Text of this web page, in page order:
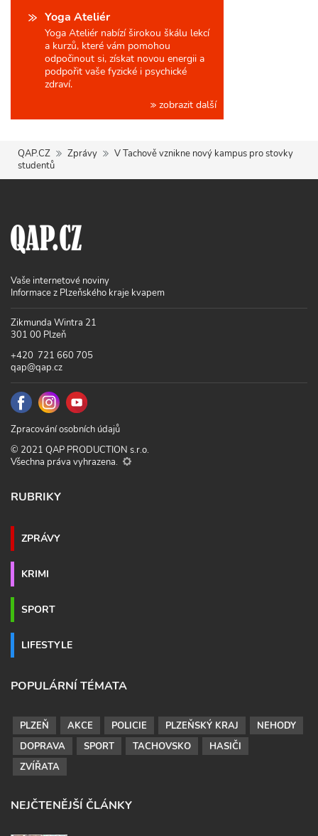
Yoga Ateliér
Yoga Ateliér nabízí širokou škálu lekcí
a kurzů, které vám pomohou
odpočinout si, získat novou energii a
podpořit vaše fyzické i psychické
zdraví.
zobrazit další
QAP.CZ Zprávy
V Tachově vznikne nový kampus pro stovky
studentů
Vaše internetové noviny
Informace z Plzeňského kraje kvapem
Zikmunda Wintra 21
301 00 Plzeň
+420 721 660 705
qap@qap.cz
Zpracování osobních údajů
© 2021 QAP PRODUCTION s.r.o.
Všechna práva vyhrazena.
RUBRIKY
ZPRÁVY
KRIMI
SPORT
LIFESTYLE
POPULÁRNÍ TÉMATA
PLZEŇ AKCE POLICIE PLZEŇSKÝ KRAJ
NEHODY
DOPRAVA
SPORT TACHOVSKO
HASIČI
ZVÍŘATA
NEJČTENĚJŠÍ ČLÁNKY